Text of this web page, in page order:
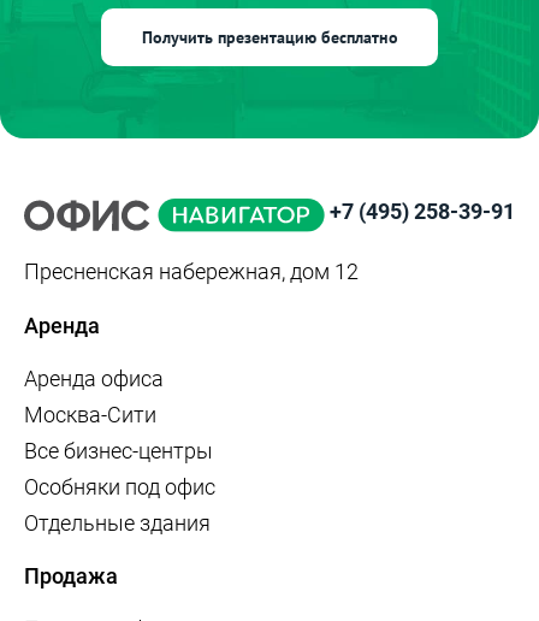
Получить презентацию бесплатно
+7 (495) 258-39-91
Пресненская набережная, дом 12
Аренда
Аренда офиса
Москва-Сити
Все бизнес-центры
Особняки под офис
Отдельные здания
Продажа